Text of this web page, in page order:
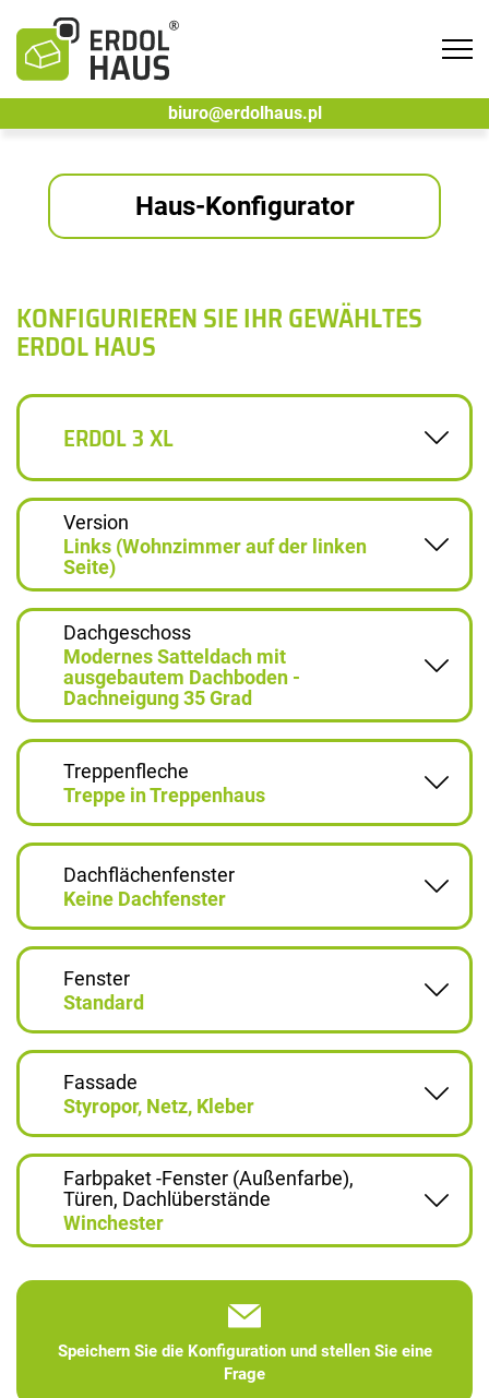
biuro@erdolhaus.pl
Haus-Konfigurator
KONFIGURIEREN SIE IHR GEWÄHLTES
ERDOL HAUS
ERDOL 3 XL
Version
Links (Wohnzimmer auf der linken
Seite)
Dachgeschoss
Modernes Satteldach mit
ausgebautem Dachboden -
Dachneigung 35 Grad
Treppenfleche
Treppe in Treppenhaus
Dachflächenfenster
Keine Dachfenster
Fenster
Standard
Fassade
Styropor, Netz, Kleber
Farbpaket -Fenster (Außenfarbe),
Türen, Dachlüberstände
Winchester
Speichern Sie die Konfiguration und stellen Sie eine
Frage